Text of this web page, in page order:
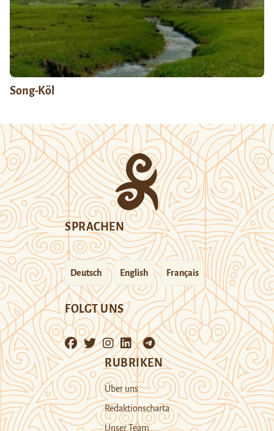
Song-Köl
SPRACHEN
Deutsch English Français
FOLGT UNS
RUBRIKEN
Über uns
Redaktionscharta
Unser Team